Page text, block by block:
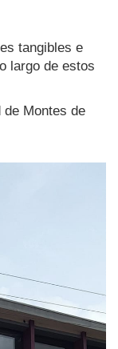
tangibles e
largo de estos
de Montes de